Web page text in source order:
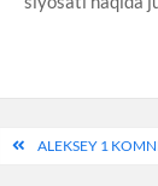
PostALEKSEY 1